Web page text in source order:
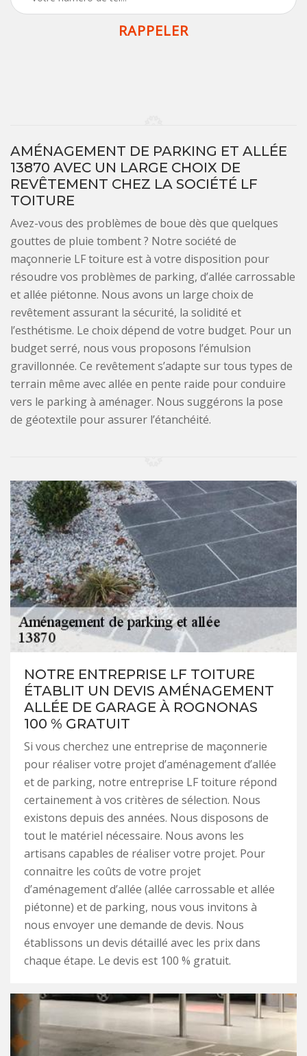
AMÉNAGEMENT DE PARKING ET ALLÉE
13870 AVEC UN LARGE CHOIX DE
REVÊTEMENT CHEZ LA SOCIÉTÉ LF
TOITURE
Avez-vous des problèmes de boue dès que quelques
gouttes de pluie tombent ? Notre société de
maçonnerie LF toiture est à votre disposition pour
résoudre vos problèmes de parking, d’allée carrossable
et allée piétonne. Nous avons un large choix de
revêtement assurant la sécurité, la solidité et
l’esthétisme. Le choix dépend de votre budget. Pour un
budget serré, nous vous proposons l’émulsion
gravillonnée. Ce revêtement s’adapte sur tous types de
terrain même avec allée en pente raide pour conduire
vers le parking à aménager. Nous suggérons la pose
de géotextile pour assurer l’étanchéité.
NOTRE ENTREPRISE LF TOITURE
ÉTABLIT UN DEVIS AMÉNAGEMENT
ALLÉE DE GARAGE À ROGNONAS
100 % GRATUIT
Si vous cherchez une entreprise de maçonnerie
pour réaliser votre projet d’aménagement d’allée
et de parking, notre entreprise LF toiture répond
certainement à vos critères de sélection. Nous
existons depuis des années. Nous disposons de
tout le matériel nécessaire. Nous avons les
artisans capables de réaliser votre projet. Pour
connaitre les coûts de votre projet
d’aménagement d’allée (allée carrossable et allée
piétonne) et de parking, nous vous invitons à
nous envoyer une demande de devis. Nous
établissons un devis détaillé avec les prix dans
chaque étape. Le devis est 100 % gratuit.